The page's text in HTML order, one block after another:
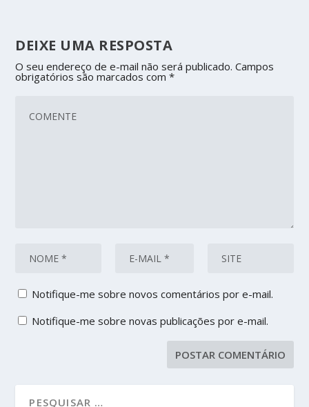
DEIXE UMA RESPOSTA
O seu endereço de e-mail não será publicado. Campos
obrigatórios são marcados com*
Notifique-me sobre novos comentários por e-mail.
Notifique-me sobre novas publicações por e-mail.